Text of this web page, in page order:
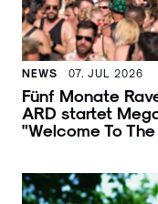
NEWS 07. JUL 2026
Fünf Monate
ARD startet
"Welcome To